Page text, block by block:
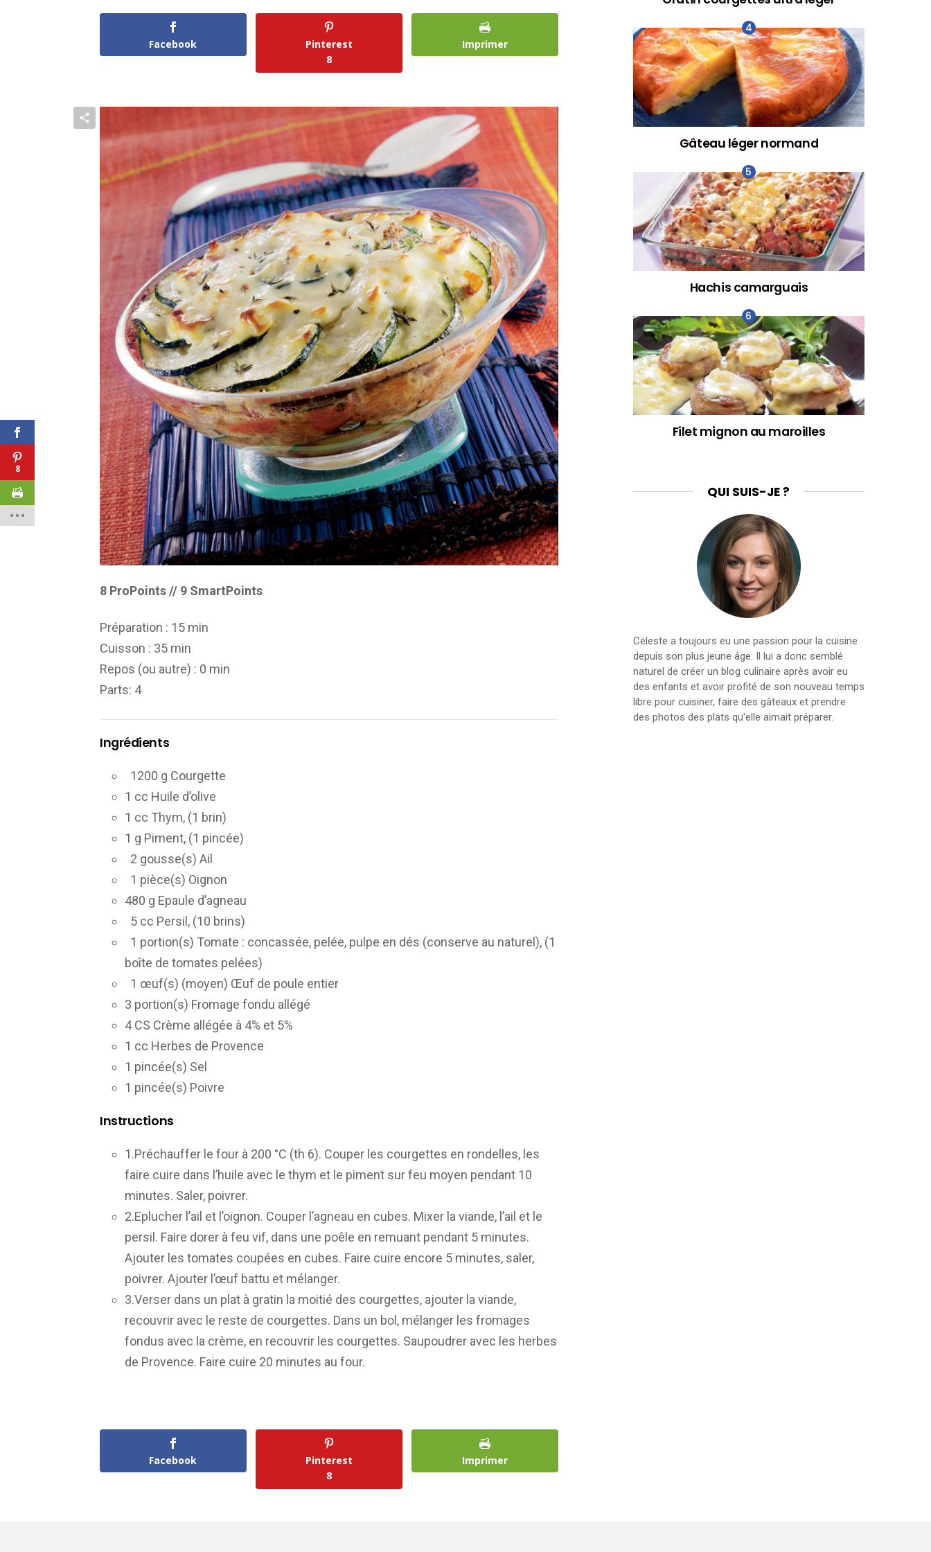
Facebook
Pinterest
8
Imprimer
8 ProPoints // 9 SmartPoints
Préparation : 15 min
Cuisson : 35 min
Repos (ou autre) : 0 min
Parts: 4
Ingrédients
1200 g Courgette
1 cc Huile d’olive
1 cc Thym, (1 brin)
1 g Piment, (1 pincée)
2 gousse(s) Ail
1 pièce(s) Oignon
480 g Epaule d’agneau
5 cc Persil, (10 brins)
1 portion(s) Tomate : concassée, pelée, pulpe en dés (conserve au naturel), (1
boîte de tomates pelées)
1 œuf(s) (moyen) Œuf de poule entier
3 portion(s) Fromage fondu allégé
4 CS Crème allégée à 4% et 5%
1 cc Herbes de Provence
1 pincée(s) Sel
1 pincée(s) Poivre
Instructions
1.Préchauffer le four à 200 °C (th 6). Couper les courgettes en rondelles, les
faire cuire dans l’huile avec le thym et le piment sur feu moyen pendant 10
minutes. Saler, poivrer.
2.Eplucher l’ail et l’oignon. Couper l’agneau en cubes. Mixer la viande, l’ail et le
persil. Faire dorer à feu vif, dans une poêle en remuant pendant 5 minutes.
Ajouter les tomates coupées en cubes. Faire cuire encore 5 minutes, saler,
poivrer. Ajouter l’œuf battu et mélanger.
3.Verser dans un plat à gratin la moitié des courgettes, ajouter la viande,
recouvrir avec le reste de courgettes. Dans un bol, mélanger les fromages
fondus avec la crème, en recouvrir les courgettes. Saupoudrer avec les herbes
de Provence. Faire cuire 20 minutes au four.
Facebook
Pinterest
8
Imprimer
Gâteau léger normand
Hachis camarguais
Filet mignon au maroilles
QUI SUIS-JE ?
Céleste a toujours eu une passion pour la cuisine
depuis son plus jeune âge. Il lui a donc semblé
naturel de créer un blog culinaire après avoir eu
des enfants et avoir profité de son nouveau temps
libre pour cuisiner, faire des gâteaux et prendre
des photos des plats qu'elle aimait préparer.
8